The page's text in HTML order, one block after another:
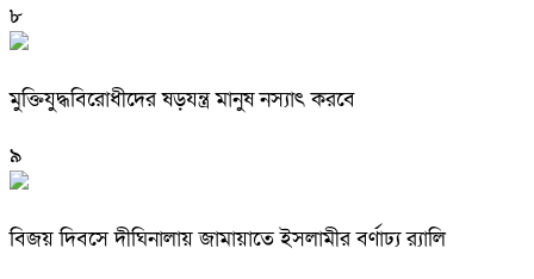
৮
মুক্তিযুদ্ধবিরোধীদের ষড়যন্ত্র মানুষ নস্যাৎ করবে
৯
বিজয় দিবসে দীঘিনালায় জামায়াতে ইসলামীর বর্ণাঢ্য র‍্যালি